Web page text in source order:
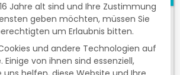
im Netzgebiert der
Wörth/I.-Altheim Netz
gesetzlich vorgeschriebene
Testschaltungen
Jahre alt sind und Ihre Zustimmung
geben möchten, müssen Sie
um Erlaubnis bitten.
und andere Technologien auf
Einige von ihnen sind essenziell,